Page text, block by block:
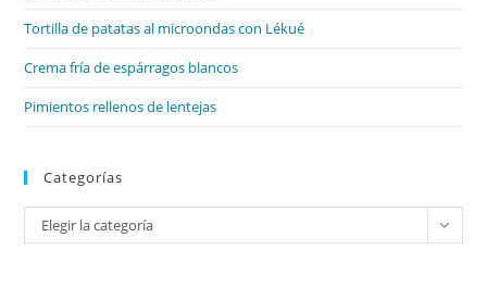
Tortilla de patatas al microondas con Lékué
Crema fría de espárragos blancos
Pimientos rellenos de lentejas
Categorías
Categorías
Elegir la categoría